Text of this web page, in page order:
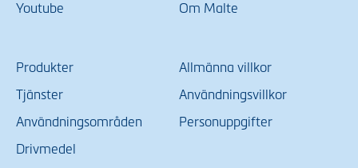
Youtube
Om Malte
Produkter
Tjänster
Användningsområden
Drivmedel
Allmänna villkor
Användningsvillkor
Personuppgifter